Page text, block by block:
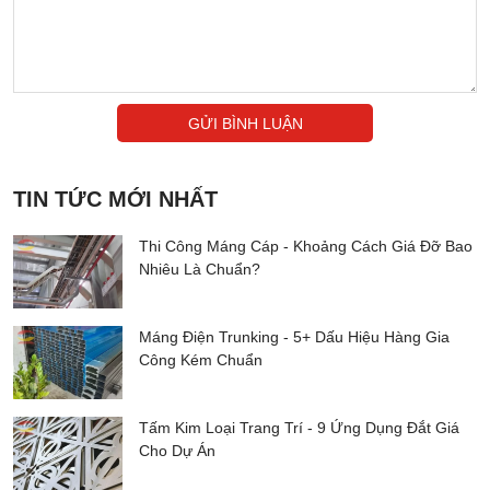
Giải pháp tiết kiệm lâu dài
Đặc biệt, Inox 304 không bị bào mòn nhờ hàm lượng Crom chiếm
nguyên tố Nitơ cao. Đồng thời,
bám bụi tốt và tạo nên nét thẩm mỹ tuyệt vời.
GỬI BÌNH LUẬN
TIN TỨC MỚI NHẤT
Thi Công Máng Cáp - Khoảng Cách Giá Đỡ Bao
Nhiêu Là Chuẩn?
Máng Điện Trunking - 5+ Dấu Hiệu Hàng Gia
Công Kém Chuẩn
Tấm Kim Loại Trang Trí - 9 Ứng Dụng Đắt Giá
Cho Dự Án